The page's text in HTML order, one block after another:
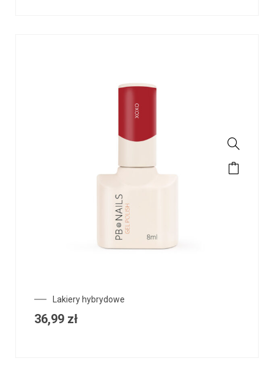
Lakiery hybrydowe
36,99 zł